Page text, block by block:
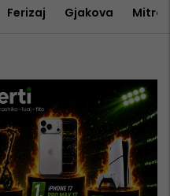
Ferizaj Gjakova